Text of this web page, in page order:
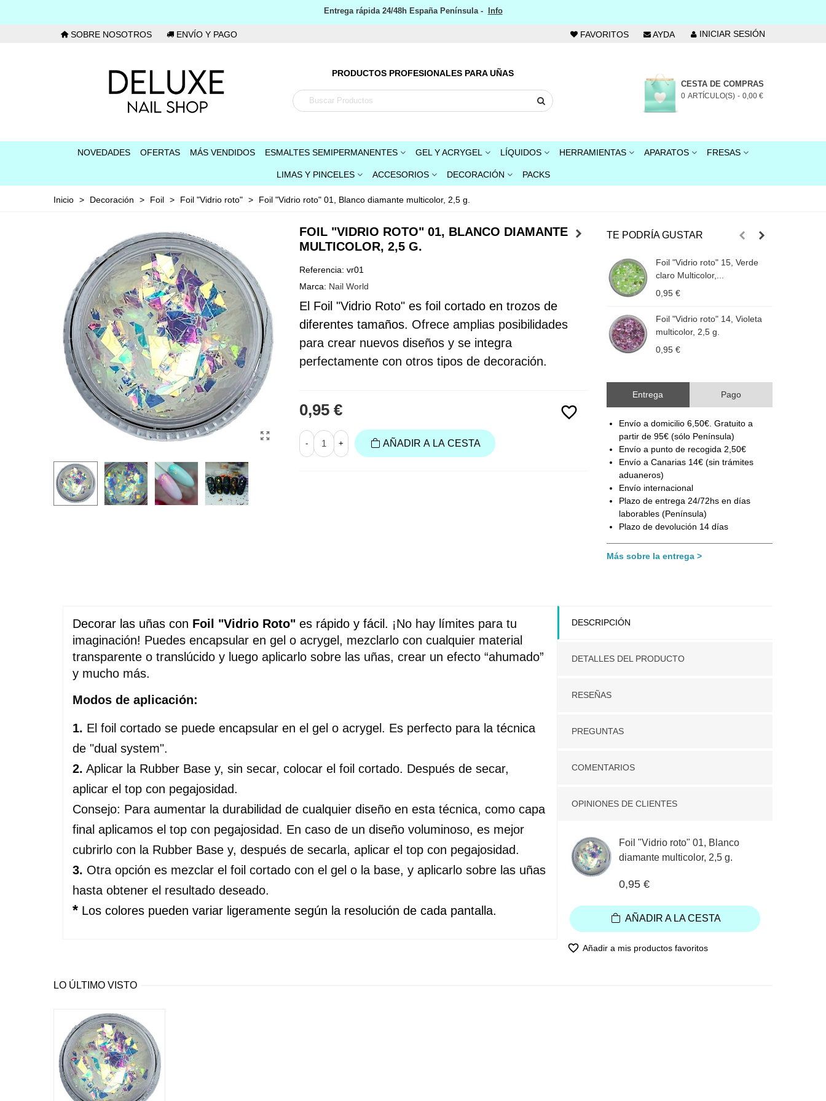
Entrega rápida 24/48h España Península - Info
SOBRE NOSOTROS ENVÍO Y PAGO FAVORITOS AYDA INICIAR SESIÓN
PRODUCTOS PROFESIONALES PARA UÑAS
CESTA DE COMPRAS
0 ARTÍCULO(S) - 0,00 €
NOVEDADES OFERTAS MÁS VENDIDOS ESMALTES SEMIPERMANENTES GEL Y ACRYGEL LÍQUIDOS HERRAMIENTAS APARATOS FRESAS
LIMAS Y PINCELES ACCESORIOS DECORACIÓN PACKS
Inicio > Decoración > Foil > Foil "Vidrio roto" > Foil "Vidrio roto" 01, Blanco diamante multicolor, 2,5 g.
FOIL "VIDRIO ROTO" 01, BLANCO DIAMANTE
MULTICOLOR, 2,5 G.
Referencia: vr01
Marca: Nail World
El Foil "Vidrio Roto" es foil cortado en trozos de
diferentes tamaños. Ofrece amplias posibilidades
para crear nuevos diseños yse integra
perfectamente con otros tipos de decoración.
favorite_border
0,95 €
- + AÑADIR A LA CESTA
TE PODRÍA GUSTAR
Foil "Vidrio roto" 15, Verde
claro Multicolor,...
0,95 €
Foil "Vidrio roto" 14, Violeta
multicolor, 2,5 g.
0,95 €
Entrega Pago
Envío a domicilio 6,50€. Gratuito a
partir de 95€ (sólo Península)
Envío a punto de recogida 2,50€
Envío a Canarias 14€ (sin trámites
aduaneros)
Envío internacional
Plazo de entrega 24/72hs en días
laborables (Península)
Plazo de devolución 14 días
Más sobre la entrega
DESCRIPCIÓN
DETALLES DEL PRODUCTO
RESEÑAS
PREGUNTAS
COMENTARIOS
OPINIONES DE CLIENTES
Foil "Vidrio roto" 01, Blanco
diamante multicolor, 2,5 g.
0,95 €
AÑADIR A LA CESTA
favorite_border Añadir a mis productos favoritos
Decorar las uñas con Foil "Vidrio Roto" es rápido y fácil. ¡No hay límites para tu
imaginación! Puedes encapsular en gel o acrygel, mezclarlo con cualquier material
transparente o translúcido y luego aplicarlo sobre las uñas, crear un efecto “ahumado”
y mucho más.
Modos de aplicación:
1. El foil cortado se puede encapsular en el gel o acrygel. Es perfecto para la técnica
de "dual system".
2. Aplicar la Rubber Base y, sin secar, colocar el foil cortado. Después de secar,
aplicar el top con pegajosidad.
Consejo: Para aumentar la durabilidad de cualquier diseño en esta técnica, como capa
final aplicamos el top con pegajosidad. En caso de un diseño voluminoso, es mejor
cubrirlo con la Rubber Base y, después de secarla, aplicar el top con pegajosidad.
3. Otra opción es mezclar el foil cortado con el gel o la base, y aplicarlo sobre las uñas
hasta obtener el resultado deseado.
* Los colores pueden variar ligeramente según la resolución de cada pantalla.
LO ÚLTIMO VISTO